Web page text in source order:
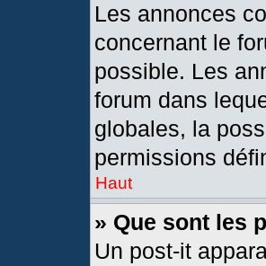
Les annonces
concernant le
possible. Les
forum dans
globales, la
permissions
Haut
» Que sont les
Un post-it